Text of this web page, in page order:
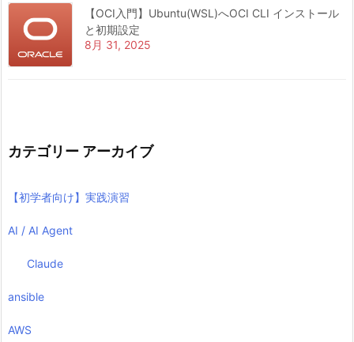
【OCI入門】Ubuntu(WSL)へOCI CLI インストール
と初期設定
8月 31, 2025
カテゴリー アーカイブ
【初学者向け】実践演習
AI / AI Agent
Claude
ansible
AWS